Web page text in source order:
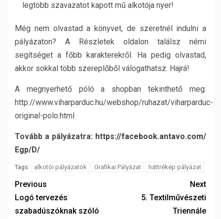
legtöbb szavazatot kapott mű alkotója nyer!
Még nem olvastad a könyvet, de szeretnél indulni a
pályázaton? A Részletek oldalon találsz némi
segítséget a főbb karakterekről. Ha pedig olvastad,
akkor sokkal több szereplőből válogathatsz. Hajrá!
A megnyerhető póló a shopban tekinthető meg:
http://www.viharparduc.hu/webshop/ruhazat/viharparduc-
original-polo.html
Tovább a pályázatra: https://facebook.antavo.com/
Egp/D/
Tags: alkotói pályázatok Grafikai Pályázat háttrékép pályázat
Previous
Logó tervezés
szabadúszóknak szóló
Next
5. Textilművészeti
Triennále